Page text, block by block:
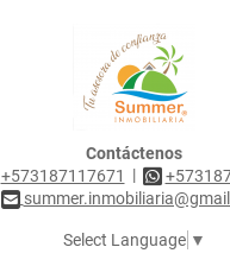
Contáctenos
+573187117671
|
Select Language ▼